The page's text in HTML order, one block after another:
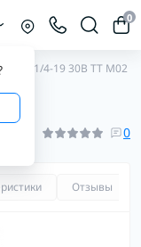
0
2 1/4-19 30B TT M02
0
Отзывы